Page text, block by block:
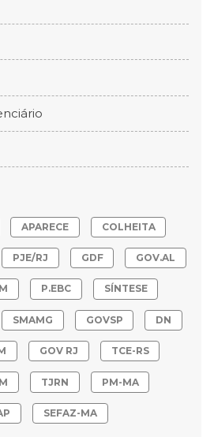
APARECE COLHEITA
PJE/RJ GDF GOV.AL
P.EBC SÍNTESE
SMAMG GOVSP DN
GOV RJ TCE-RS
TJRN PM-MA
SEFAZ-MA